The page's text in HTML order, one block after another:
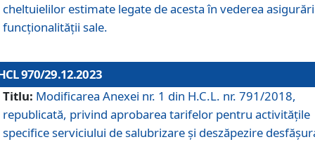
cheltuielilor estimate legate de acesta în vederea
funcționalității sale.
970/29.12.2023
Titlu: Modificarea Anexei nr. 1 din H.C.L. nr. 791/2018,
republicată, privind aprobarea tarifelor pentru activitățile
specifice serviciului de salubrizare și deszăpezire